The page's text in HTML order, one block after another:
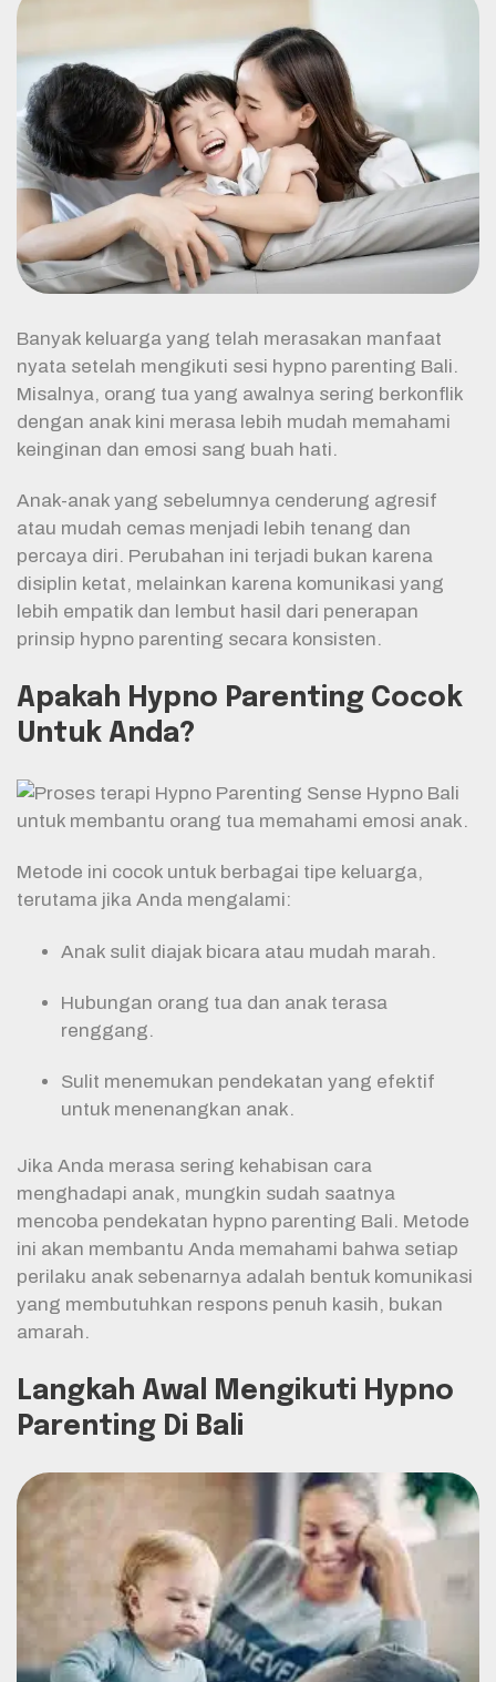
Banyak keluarga yang telah merasakan manfaat
nyata setelah mengikuti sesi hypno parenting Bali.
Misalnya, orang tua yang awalnya sering berkonflik
dengan anak kini merasa lebih mudah memahami
keinginan dan emosi sang buah hati.
Anak-anak yang sebelumnya cenderung agresif
atau mudah cemas menjadi lebih tenang dan
percaya diri. Perubahan ini terjadi bukan karena
disiplin ketat, melainkan karena komunikasi yang
lebih empatik dan lembut hasil dari penerapan
prinsip hypno parenting secara konsisten.
Apakah Hypno Parenting Cocok
Untuk Anda?
Metode ini cocok untuk berbagai tipe keluarga,
terutama jika Anda mengalami:
Anak sulit diajak bicara atau mudah marah.
Hubungan orang tua dan anak terasa
renggang.
Sulit menemukan pendekatan yang efektif
untuk menenangkan anak.
Jika Anda merasa sering kehabisan cara
menghadapi anak, mungkin sudah saatnya
mencoba pendekatan hypno parenting Bali. Metode
ini akan membantu Anda memahami bahwa setiap
perilaku anak sebenarnya adalah bentuk komunikasi
yang membutuhkan respons penuh kasih, bukan
amarah.
Langkah Awal Mengikuti Hypno
Parenting Di Bali